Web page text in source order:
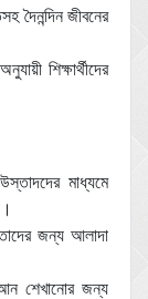
দৈনন্দিন জীবনের
মাধ্যমে
জন্য আলাদা
শেখানোর জন্য